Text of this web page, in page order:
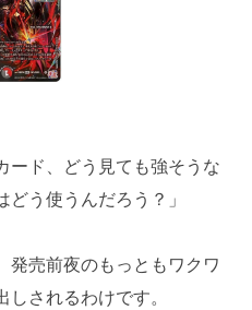
ド、どう見ても強そうな
う使うんだろう？」
発売前夜のもっともワクワ
されるわけです。